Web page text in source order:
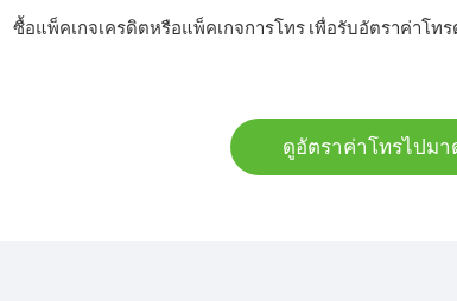
ซื้อแพ็คเกจเครดิตหรือแพ็คเกจการโทร เพื่อรับอัตราค่าโ
ดูอัตราค่าโทรไปมา